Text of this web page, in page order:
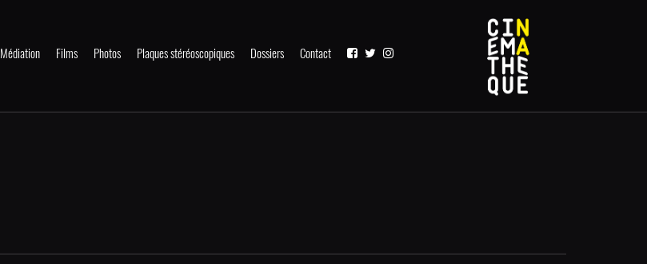
Médiation Films Photos Plaques stéréoscopiques Dossiers Contact